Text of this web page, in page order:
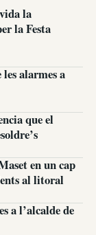
la
la Festa
alarmes a
que el
en un cap
al litoral
a l’alcalde de